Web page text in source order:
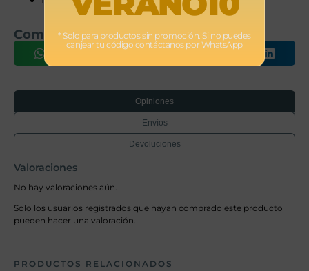
Comparte este producto
Opiniones
Envíos
Devoluciones
Valoraciones
No hay valoraciones aún.
Solo los usuarios registrados que hayan comprado este producto
pueden hacer una valoración.
PRODUCTOS RELACIONADOS
* Solo para productos sin promoción. Si no puedes
canjear tu código contáctanos por WhatsApp